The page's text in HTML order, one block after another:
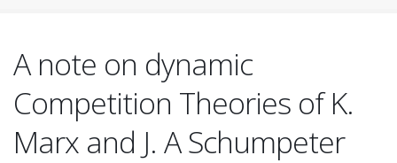
A note on dynamic
Competition Theories of K.
Marx and J. A Schumpeter